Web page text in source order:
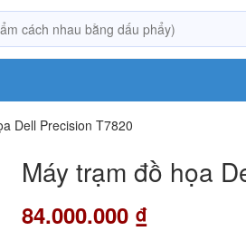
Dell Precision T7820
Máy trạm đồ họa
84.000.000 ₫